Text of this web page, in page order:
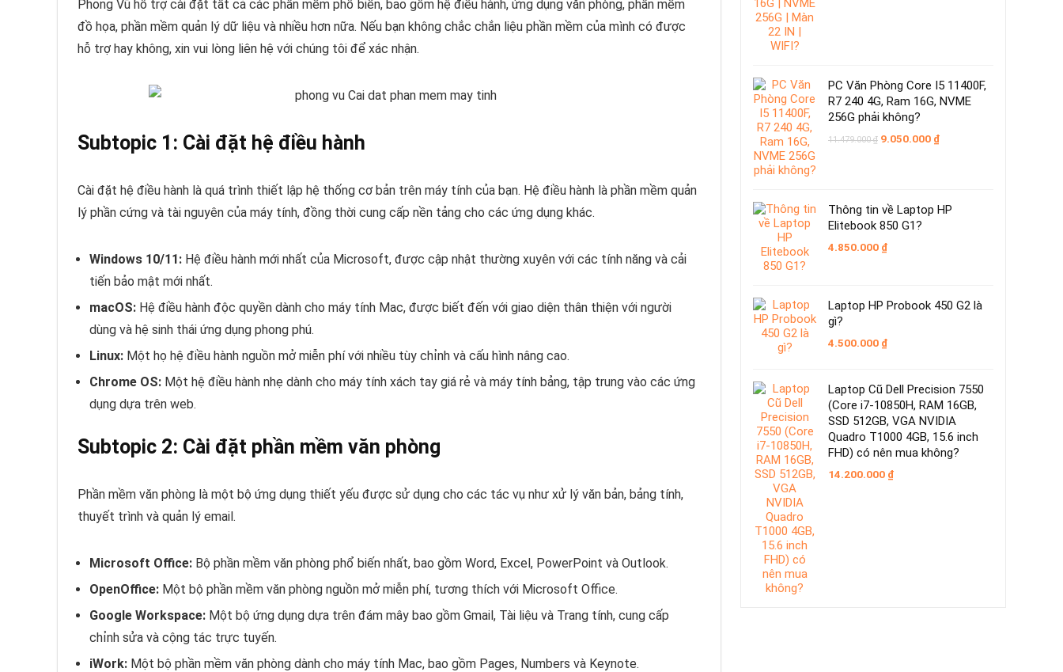
Phong Vũ hỗ trợ cài đặt tất cả các phần mềm phổ biến, bao gồm hệ điều hành, ứng dụng văn phòng, phần mềm
đồ họa, phần mềm quản lý dữ liệu và nhiều hơn nữa. Nếu bạn không chắc chắn liệu phần mềm của mình có được
hỗ trợ hay không, xin vui lòng liên hệ với chúng tôi để xác nhận.
Subtopic 1: Cài đặt hệ điều hành
Cài đặt hệ điều hành là quá trình thiết lập hệ thống cơ bản trên máy tính của bạn. Hệ điều hành là phần mềm quản
lý phần cứng và tài nguyên của máy tính, đồng thời cung cấp nền tảng cho các ứng dụng khác.
Windows 10/11: Hệ điều hành mới nhất của Microsoft, được cập nhật thường xuyên với các tính năng và cải
tiến bảo mật mới nhất.
macOS: Hệ điều hành độc quyền dành cho máy tính Mac, được biết đến với giao diện thân thiện với người
dùng và hệ sinh thái ứng dụng phong phú.
Linux: Một họ hệ điều hành nguồn mở miễn phí với nhiều tùy chỉnh và cấu hình nâng cao.
Chrome OS: Một hệ điều hành nhẹ dành cho máy tính xách tay giá rẻ và máy tính bảng, tập trung vào các ứng
dụng dựa trên web.
Subtopic 2: Cài đặt phần mềm văn phòng
Phần mềm văn phòng là một bộ ứng dụng thiết yếu được sử dụng cho các tác vụ như xử lý văn bản, bảng tính,
thuyết trình và quản lý email.
Microsoft Office: Bộ phần mềm văn phòng phổ biến nhất, bao gồm Word, Excel, PowerPoint và Outlook.
OpenOffice: Một bộ phần mềm văn phòng nguồn mở miễn phí, tương thích với Microsoft Office.
Google Workspace: Một bộ ứng dụng dựa trên đám mây bao gồm Gmail, Tài liệu và Trang tính, cung cấp
chỉnh sửa và cộng tác trực tuyến.
iWork: Một bộ phần mềm văn phòng dành cho máy tính Mac, bao gồm Pages, Numbers và Keynote.
PC Văn Phòng Core I5 11400F,
R7 240 4G, Ram 16G, NVME
256G phải không?
11.479.000₫ Giá
9.050.000 ₫Giá
Thông tin về Laptop HP
Elitebook 850 G1?
4.850.000 ₫
Laptop HP Probook 450 G2 là
gì?
4.500.000 ₫
Laptop Cũ Dell Precision 7550
(Core i7-10850H, RAM 16GB,
SSD 512GB, VGA NVIDIA
Quadro T1000 4GB, 15.6 inch
FHD) có nên mua không?
14.200.000 ₫